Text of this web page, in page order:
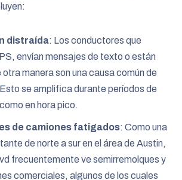
distraída: Los conductores que
envían mensajes de texto o están
manera son una causa común de
se amplifica durante períodos de
en hora pico.
de camiones fatigados: Como una
de norte a sur en el área de Austin,
frecuentemente ve semirremolques y
comerciales, algunos de los cuales